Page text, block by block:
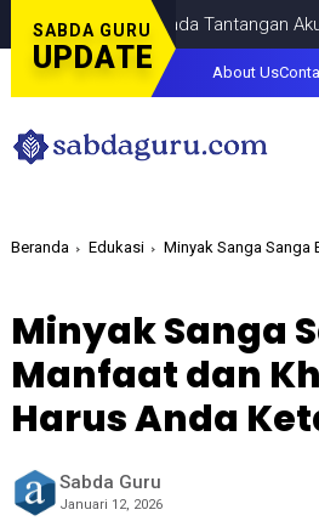
SABDA GURU
UPDATE
Fokus pada Tantangan Akun
About Us
Beranda Edukasi Minyak Sanga Sanga Bali
Minyak Sanga
Manfaat dan
Harus Anda
Sabda Guru
Januari 12, 2026